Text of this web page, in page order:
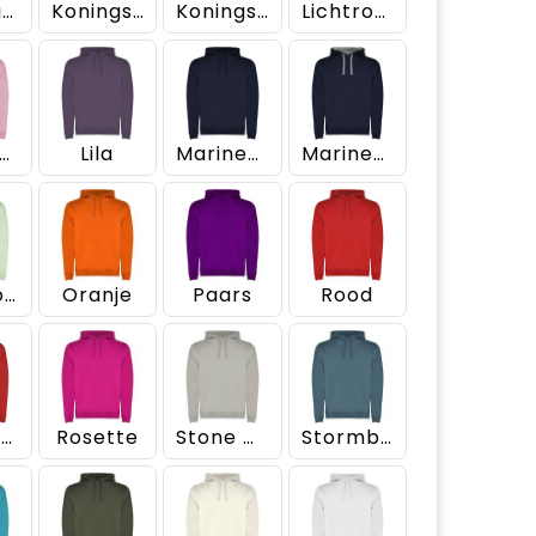
Kerriegeel Koningsblauw Koningsblauw/Wit Lichtroze
Lichtroze/Gemêleerd grijs Lila Marineblauw Marineblauw/Gemêleerd grijs
Mistgroen Oranje Paars Rood
Rood/Zwart Rosette Stone Grey Stormblauw